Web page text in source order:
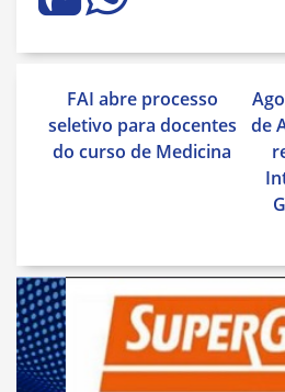
Navegação
de
Post
FAI abre processo
seletivo para docentes
do curso de Medicina
de